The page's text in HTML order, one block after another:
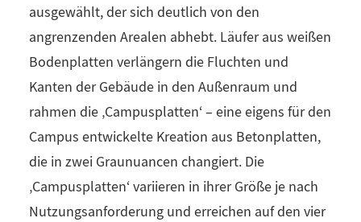
ausgewählt, der sich deutlich von den
angrenzenden Arealen abhebt. Läufer aus weißen
Bodenplatten verlängern die Fluchten und
Kanten der Gebäude in den Außenraum und
rahmen die ‚Campusplatten‘ – eine eigens für den
Campus entwickelte Kreation aus Betonplatten,
die in zwei Graunuancen changiert. Die
‚Campusplatten‘ variieren in ihrer Größe je nach
Nutzungsanforderung und erreichen auf den vier